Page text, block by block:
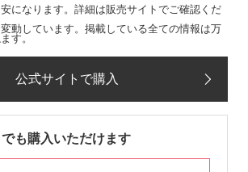
になります。詳細は販売サイトでご確認くだ
動しています。掲載している全ての情報は万
す。
公式サイトで購入
も購入いただけます